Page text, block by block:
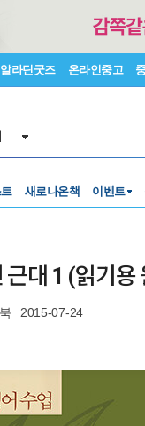
알라딘굿즈 온라인중고
새로나온책 이벤트
대 1 (읽기용
2015-07-24